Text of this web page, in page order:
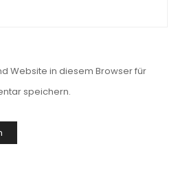
Website in diesem Browser für
speichern.